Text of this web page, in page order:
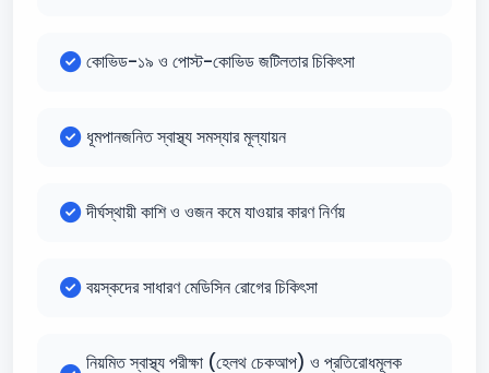
কোভিড-১৯ ও পোস্ট-কোভিড জটিলতার চিকিৎসা
ধূমপানজনিত স্বাস্থ্য সমস্যার মূল্যায়ন
দীর্ঘস্থায়ী কাশি ও ওজন কমে যাওয়ার কারণ নির্ণয়
বয়স্কদের সাধারণ মেডিসিন রোগের চিকিৎসা
নিয়মিত স্বাস্থ্য পরীক্ষা (হেলথ চেকআপ) ও প্রতিরোধমূলক